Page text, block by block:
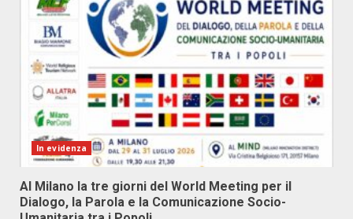
In evidenza
Al Milano la tre giorni del World Meeting per il
Dialogo, la Parola e la Comunicazione Socio-